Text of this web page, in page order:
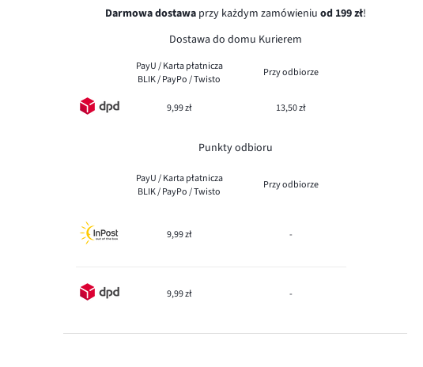
Darmowa dostawaprzy każdym zamówieniu od 199 zł!
Dostawa do domu Kurierem
PayU / Karta płatnicza
BLIK / PayPo / Twisto
Przy odbiorze
9,99 zł 13,50 zł
Punkty odbioru
PayU / Karta płatnicza
BLIK / PayPo / Twisto
Przy odbiorze
9,99 zł -
9,99 zł -